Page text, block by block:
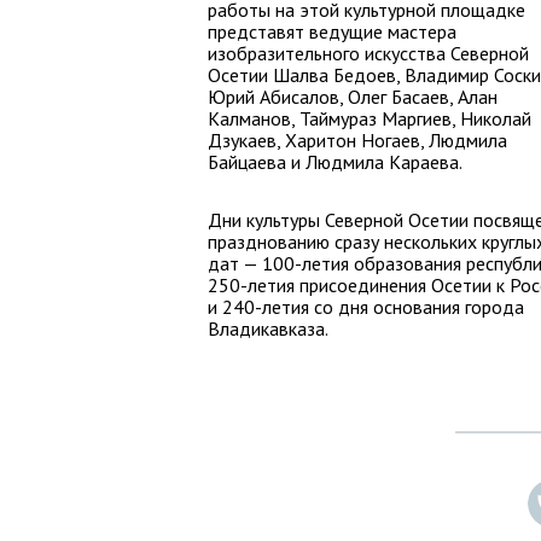
работы на этой культурной площадке
представят ведущие мастера
изобразительного искусства Северной
Осетии Шалва Бедоев, Владимир
Юрий Абисалов, Олег Басаев, Алан
Калманов, Таймураз Маргиев, Николай
Дзукаев, Харитон Ногаев, Людмила
Байцаева и Людмила Караева.
Дни культуры Северной Осетии
празднованию сразу нескольких
дат — 100-летия образования
250-летия присоединения Осетии к
и 240-летия со дня основания города
Владикавказа.